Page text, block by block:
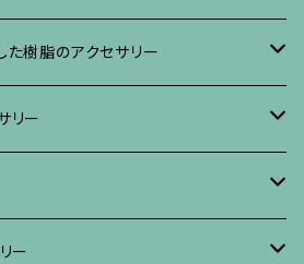
他
た樹脂のアクセサリー
リー
ー